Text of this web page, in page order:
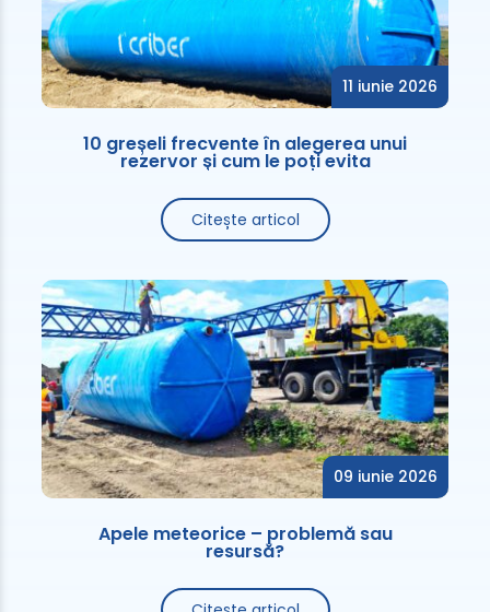
11 iunie 2026
10 greșeli frecvente în alegerea unui
rezervor și cum le poți evita
Citește articol
09 iunie 2026
Apele meteorice – problemă sau
resursă?